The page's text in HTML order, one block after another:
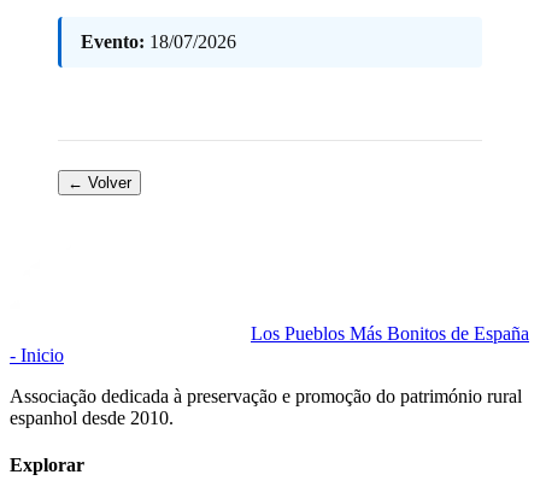
Evento: 18/07/2026
← Volver
Los Pueblos Más Bonitos de España
- Inicio
Associação dedicada à preservação e promoção do património rural
espanhol desde 2010.
Explorar